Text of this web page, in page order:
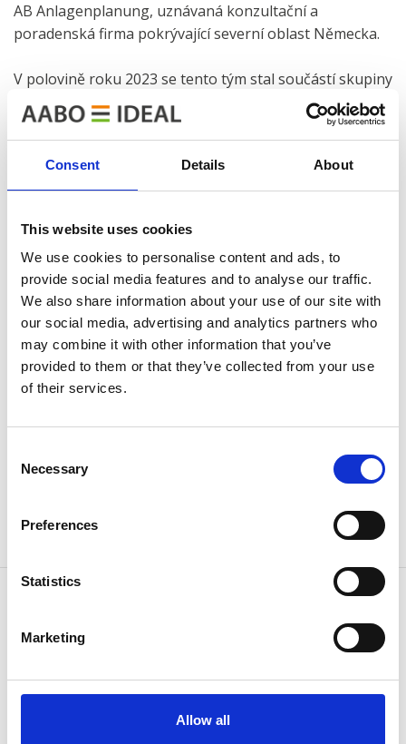
Consent Details About
This website uses cookies
We use cookies to personalise content and ads, to
provide social media features and to analyse our traffic.
We also share information about your use of our site with
our social media, advertising and analytics partners who
may combine it with other information that you’ve
provided to them or that they’ve collected from your use
of their services.
Selection
Necessary
Preferences
Statistics
Marketing
Allow all
AB Anlagenplanung, uznávaná konzultační a
poradenská firma pokrývající severní oblast Německa.
V polovině roku 2023 se tento tým stal součástí skupiny
AABO-IDEAL ve formě dceřiné společnosti, čímž rozšířil
oblast svého působení a upevnil pozici společnosti
AABO-IDEAL jako dodavatele v regionu DACH.
Více informací o historii společnosti AABO-IDEAL GmbH
AABO-IDEAL DACH
AABO-IDEAL GmbH
Im Finigen 6, 28832 Achim, Germany
Tel.: +49 4202 70029
E-mail:
We know how